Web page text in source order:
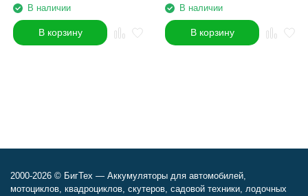
В наличии
В корзину
В наличии
В корзину
2000-2026 © БигТех — Аккумуляторы для автомобилей,
мотоциклов, квадроциклов, скутеров, садовой техники, лодочных